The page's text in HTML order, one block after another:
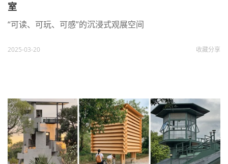
室
“可读、可玩、可感”的沉浸式观展空间
2025-03-20 收藏分享